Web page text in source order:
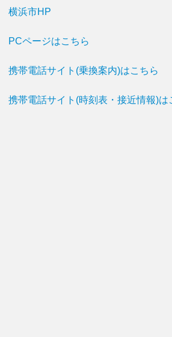
横浜市HP
PCページはこちら
携帯電話サイト(乗換案内)はこちら
携帯電話サイト(時刻表・接近情報)は